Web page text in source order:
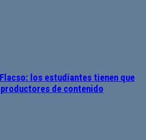
los estudiantes tienen que
de contenido